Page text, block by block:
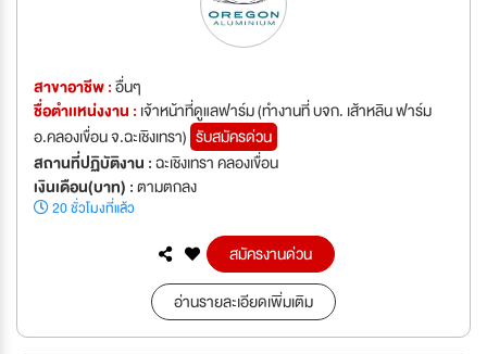
สาขาอาชีพ :อื่นๆ
ชื่อตำเเหน่งงาน : เจ้าหน้าที่ดูแลฟาร์ม (ทำงานที่ บจก. เส้าหลิน ฟาร์ม
อ.คลองเขื่อน จ.ฉะเชิงเทรา) รับสมัครด่วน
สถานที่ปฏิบัติงาน :ฉะเชิงเทรา คลองเขื่อน
เงินเดือน(บาท) :ตามตกลง
20 ชั่วโมงที่แล้ว
สมัครงานด่วน
อ่านรายละเอียดเพิ่มเติม